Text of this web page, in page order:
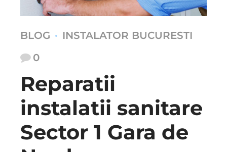
BLOG
INSTALATOR BUCURESTI
0
Reparatii
instalatii sanitare
Sector 1 Gara de